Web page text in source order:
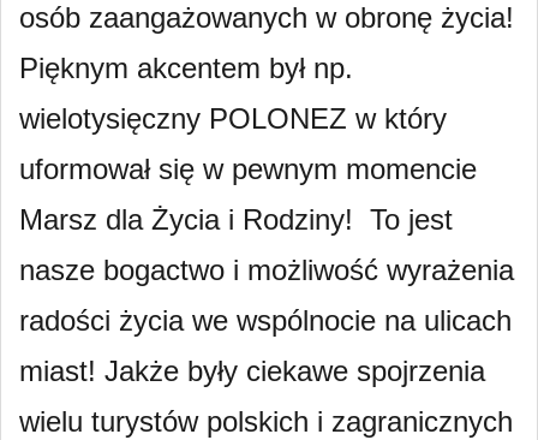
osób zaangażowanych w obronę życia!
Pięknym akcentem był np.
wielotysięczny POLONEZ w który
uformował się w pewnym momencie
Marsz dla Życia i Rodziny! To jest
nasze bogactwo i możliwość wyrażenia
radości życia we wspólnocie na ulicach
miast! Jakże były ciekawe spojrzenia
wielu turystów polskich i zagranicznych